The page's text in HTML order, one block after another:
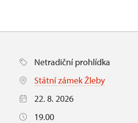
Netradiční prohlídka
Státní zámek Žleby
22. 8. 2026
19.00